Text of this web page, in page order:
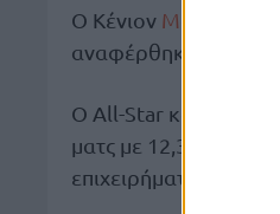
Ο Κένιον Μάρτιν
αναφέρθηκε στο
Ο All-Star και παλιός
ματς με 12,3
επιχειρήματά του.